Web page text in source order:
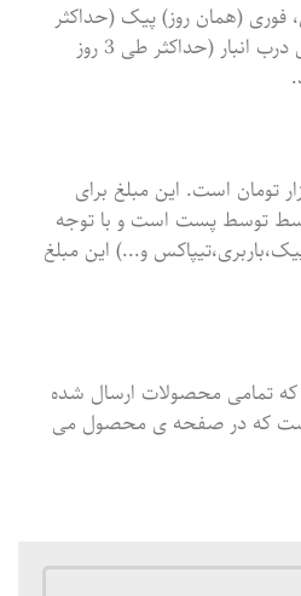
فوری (همان روز) پیک (حداکثر
48 ساعته) و یا پست و تحویل درب انبار (حداکثر طی 3 روز
هزینه ی ارسال 99 هزار تومان است. این مبلغ برای
توسط پست است و با توجه
و...) این مبلغ
تمامی محصولات ارسال شده
است که در صفحه ی محصول می